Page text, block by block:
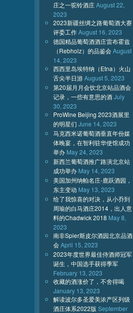
庄之一驼铃酒庄August 22,
2023
2023新疆丝绸之路葡萄酒大赛
评委工作August 16, 2023
德国精品葡萄酒酒庄雷布霍兹
（Rebholz）的品鉴会August
14, 2023
西西里岛埃特纳（Etna）火山
舌尖半日游August 5, 2023
第20届月月会饮北京站品酒会
记录，一些有意思的酒July
30, 2023
ProWine Beijing 2023酒展里
的明星们 June 14, 2023
马克西米诺葡萄酒垂直年份媒
体晚宴，在智利驻华使馆成功
举办 May 24, 2023
新西兰葡萄酒推广路演北京站
成功举办 May 14, 2023
美国加州纳帕名庄-鹿跃酒园，
东主变动 May 13, 2023
给了我惊喜的对决，从小乔到
周瑜的白马酒庄2014，出人意
料的Chadwick 2018 May 8,
2023
南非Spier斯皮尔酒园北京品酒
会April 15, 2023
2023年度世界最佳侍酒师冠军
诞生，中国选手获得季军
February 13, 2023
收藏的酒涨价了，不舍得喝
January 13, 2023
解读波尔多圣爱美浓产区列级
酒庄体系2022版 September